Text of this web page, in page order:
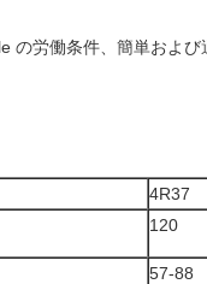
労働条件、簡単および
4R37
120
57-88